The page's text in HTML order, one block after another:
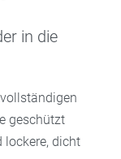
in die
geschützt
lockere, dicht